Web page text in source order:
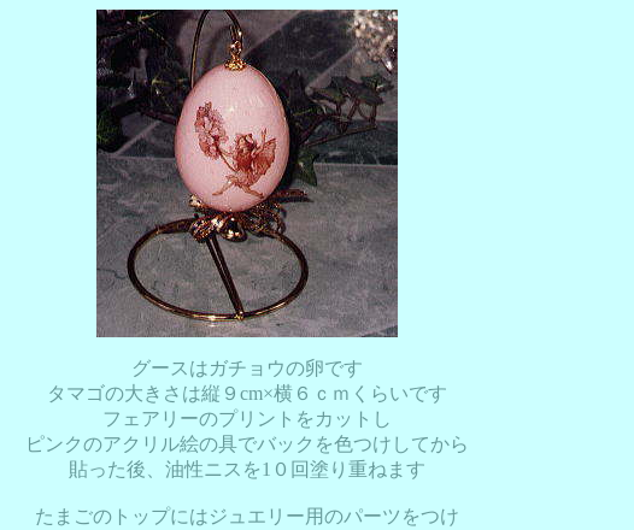
グースはガチョウの卵です
タマゴの大きさは縦９cm×横６ｃｍくらいです
フェアリーのプリントをカットし
ピンクのアクリル絵の具でバックを色つけしてから
貼った後、油性ニスを1０回塗り重ねます
たまごのトップにはジュエリー用のパーツをつけ